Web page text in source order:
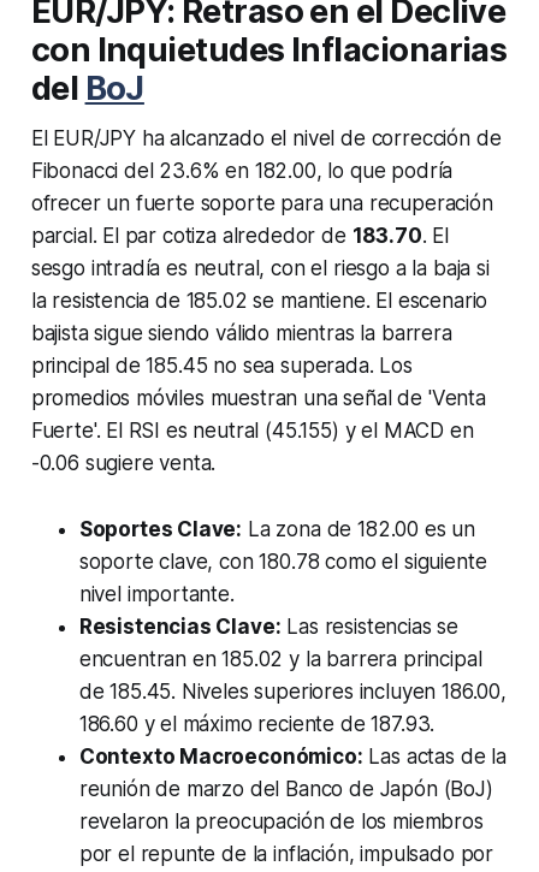
EUR/JPY: Retraso en el Declive
con Inquietudes Inflacionarias
del BoJ
El EUR/JPY ha alcanzado el nivel de corrección de
Fibonacci del 23.6% en 182.00, lo que podría
ofrecer un fuerte soporte para una recuperación
parcial. El par cotiza alrededor de 183.70. El
sesgo intradía es neutral, con el riesgo a la baja si
la resistencia de 185.02 se mantiene. El escenario
bajista sigue siendo válido mientras la barrera
principal de 185.45 no sea superada. Los
promedios móviles muestran una señal de 'Venta
Fuerte'. El RSI es neutral (45.155) y el MACD en
-0.06 sugiere venta.
Soportes Clave: La zona de 182.00 es un
soporte clave, con 180.78 como el siguiente
nivel importante.
Resistencias Clave: Las resistencias se
encuentran en 185.02 y la barrera principal
de 185.45. Niveles superiores incluyen 186.00,
186.60 y el máximo reciente de 187.93.
Contexto Macroeconómico: Las actas de la
reunión de marzo del Banco de Japón (BoJ)
revelaron la preocupación de los miembros
por el repunte de la inflación, impulsado por